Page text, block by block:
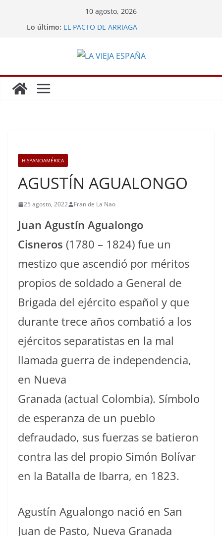
10 agosto, 2026
Lo último: EL PACTO DE ARRIAGA
GRANDES HAZAÑAS DE LOS ESPAÑOLES
LA REBELIÓN DE LOS ENCOMENDEROS
HISPANOAMÉRICA
AGUSTÍN AGUALONGO
25 agosto, 2022 Fran de La Nao
Juan Agustín Agualongo
Cisneros (1780 – 1824) fue un
mestizo que ascendió por méritos
propios de soldado a General de
Brigada del ejército español y ​que
durante trece años combatió a los
ejércitos separatistas en la mal
llamada guerra de independencia,
en Nueva
Granada (actual Colombia). Símbolo
de esperanza de un pueblo
defraudado, sus fuerzas se batieron
contra las del propio Simón Bolívar
en la Batalla de Ibarra, en 1823.
Agustín Agualongo nació en San
Juan de Pasto, Nueva Granada